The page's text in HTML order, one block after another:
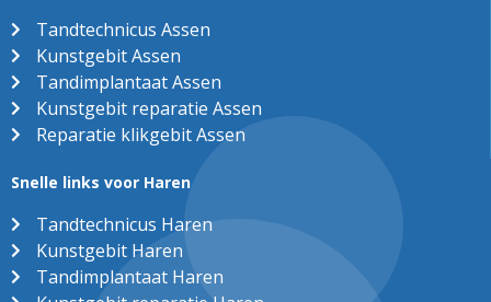
Tandtechnicus Assen
Kunstgebit Assen
Tandimplantaat Assen
Kunstgebit reparatie Assen
Reparatie klikgebit Assen
Snelle links voor Haren
Tandtechnicus Haren
Kunstgebit Haren
Tandimplantaat Haren